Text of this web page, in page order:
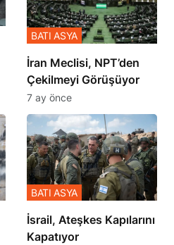
İran Meclisi, NPT’den
Çekilmeyi Görüşüyor
BATI ASYA
7 ay önce
İsrail, Ateşkes Kapılarını
Kapatıyor
BATI ASYA